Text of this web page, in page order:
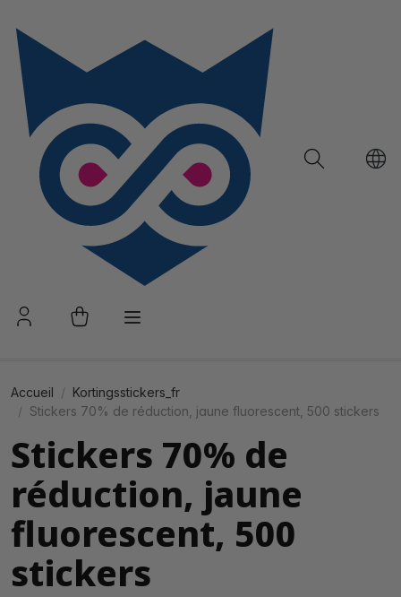
Accueil
Kortingsstickers_fr
Stickers 70% de réduction, jaune fluorescent, 500 stickers
Stickers 70% de
réduction, jaune
fluorescent, 500
stickers